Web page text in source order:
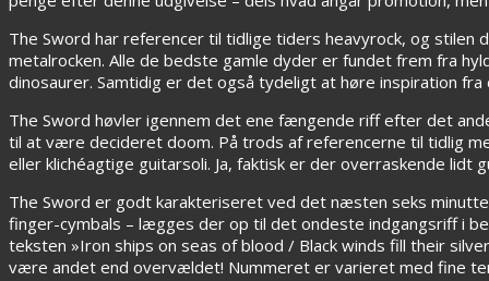
The Sword har referencer til tidlige tiders heavyrock, og
metalrocken. Alle de bedste gamle dyder er fundet frem fra
dinosaurer. Samtidig er det også tydeligt at høre inspiration
The Sword høvler igennem det ene fængende riff efter det
til at være decideret doom. På trods af referencerne til tidlig
eller klichéagtige guitarsoli. Ja, faktisk er der overraskende
The Sword er godt karakteriseret ved det næsten seks
finger-cymbals – lægges der op til det ondeste indgangsriff i
teksten »Iron ships on seas of blood / Black winds fill their
være andet end overvældet! Nummeret er varieret med fine